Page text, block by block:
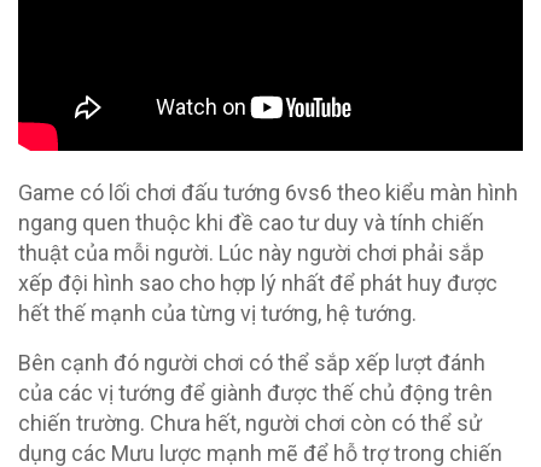
Game có lối chơi đấu tướng 6vs6 theo kiểu màn hình
ngang quen thuộc khi đề cao tư duy và tính chiến
thuật của mỗi người. Lúc này người chơi phải sắp
xếp đội hình sao cho hợp lý nhất để phát huy được
hết thế mạnh của từng vị tướng, hệ tướng.
Bên cạnh đó người chơi có thể sắp xếp lượt đánh
của các vị tướng để giành được thế chủ động trên
chiến trường. Chưa hết, người chơi còn có thể sử
dụng các Mưu lược mạnh mẽ để hỗ trợ trong chiến